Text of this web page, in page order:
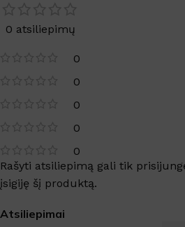
0 atsiliepimų
0
0
0
0
0
Atsiliepimai
Rašyti atsiliepimą gali tik
įsigiję šį produktą.